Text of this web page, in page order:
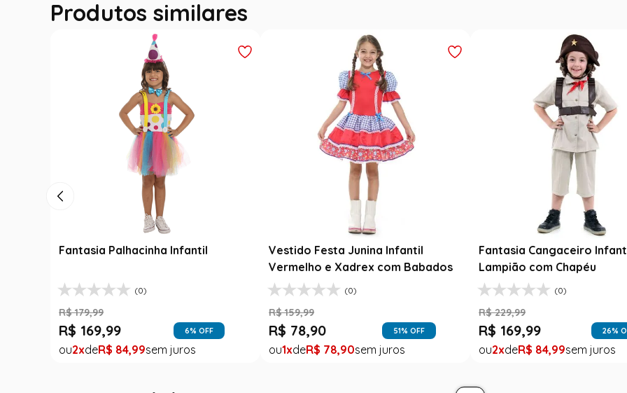
Produtos similares
Fantasia Palhacinha Infantil
(0)
R$ 179,99
R$ 169,99 6% OFF
2 R$ 84,99
Vestido Festa Junina Infantil
Vermelho e Xadrex com Babados
(0)
R$ 159,99
R$ 78,90 51% OFF
1 R$ 78,90
Fantasia Cangaceiro
Lampião com Chapéu
(0)
R$ 229,99
R$ 169,99 26%
2 R$ 84,99